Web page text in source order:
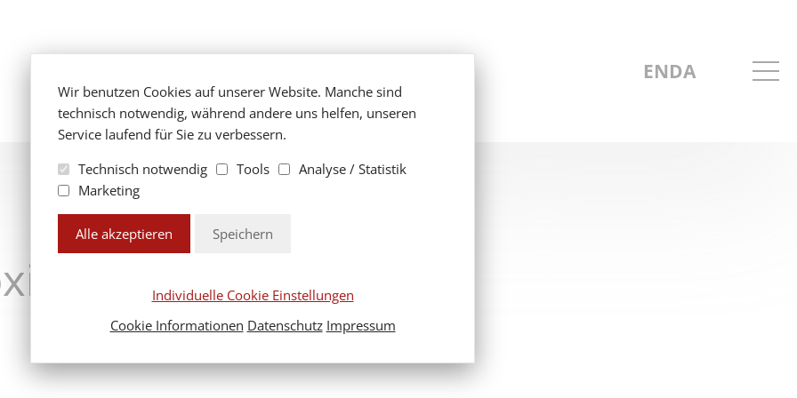
Wir benutzen Cookies auf unserer Website. Manche sind
technisch notwendig, während andere uns helfen, unseren
Service laufend für Sie zu verbessern.
Technisch notwendig
Tools
Analyse / Statistik
Marketing
Alle akzeptieren Speichern
Individuelle Cookie Einstellungen
Cookie Informationen Datenschutz Impressum
ENDA
Robust. Langlebig. Vielseitig.